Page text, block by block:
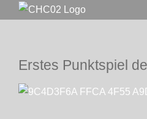
Erstes Punktspiel
Zeige